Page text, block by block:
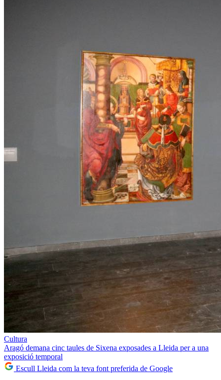
Cultura
Aragó demana cinc taules de Sixena exposades a Lleida per a una
exposició temporal
Escull Lleida com la teva font preferida de Google